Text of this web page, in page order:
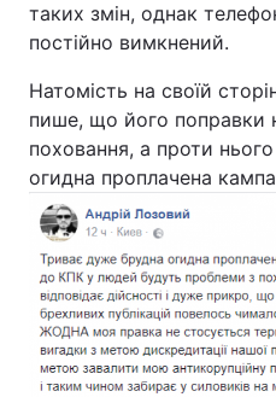
таких змін, однак
постійно вимкнений.
Натомість на своїй
пише, що його поправки
поховання, а проти
огидна проплачена